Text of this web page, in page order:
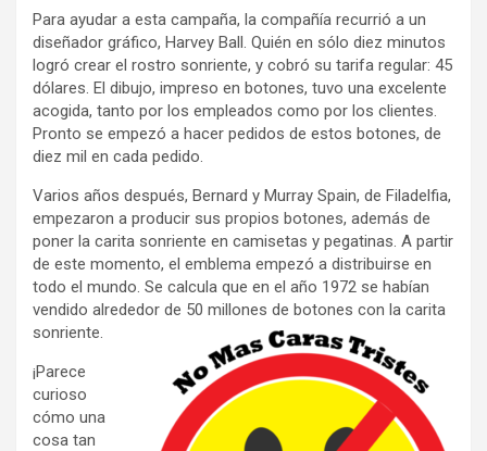
Para ayudar a esta campaña, la compañía recurrió a un
diseñador gráfico, Harvey Ball. Quién en sólo diez minutos
logró crear el rostro sonriente, y cobró su tarifa regular: 45
dólares. El dibujo, impreso en botones, tuvo una excelente
acogida, tanto por los empleados como por los clientes.
Pronto se empezó a hacer pedidos de estos botones, de
diez mil en cada pedido.
Varios años después, Bernard y Murray Spain, de Filadelfia,
empezaron a producir sus propios botones, además de
poner la carita sonriente en camisetas y pegatinas. A partir
de este momento, el emblema empezó a distribuirse en
todo el mundo. Se calcula que en el año 1972 se habían
vendido alrededor de 50 millones de botones con la carita
sonriente.
¡Parece
curioso
cómo una
cosa tan